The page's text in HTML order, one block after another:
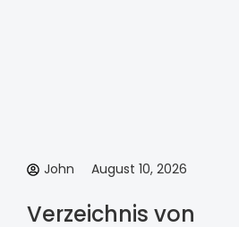
John August 10, 2026
Verzeichnis von